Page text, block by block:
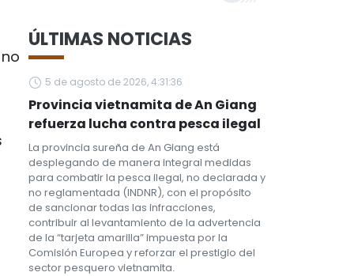
ÚLTIMAS NOTICIAS
5 de agosto de 2026, 4:31:36
Provincia vietnamita de An Giang
refuerza lucha contra pesca ilegal
La provincia sureña de An Giang está
desplegando de manera integral medidas
para combatir la pesca ilegal, no declarada y
no reglamentada (INDNR), con el propósito
de sancionar todas las infracciones,
contribuir al levantamiento de la advertencia
de la “tarjeta amarilla” impuesta por la
Comisión Europea y reforzar el prestigio del
sector pesquero vietnamita.